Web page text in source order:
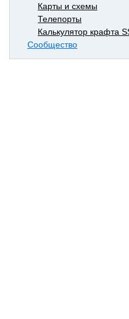
Карты и схемы
Телепорты
Калькулятор крафта
Сообщество